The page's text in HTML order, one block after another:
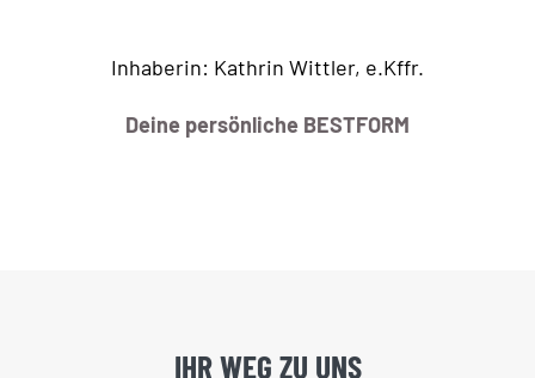
Inhaberin: Kathrin Wittler, e.Kffr.
Deine persönliche BESTFORM
IHR WEG ZU UNS